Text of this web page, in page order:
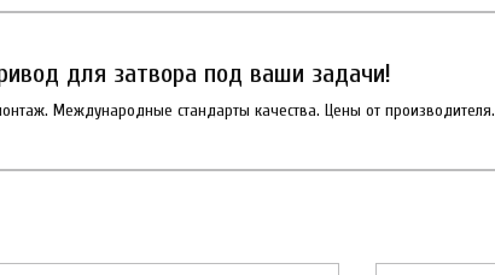
для затвора под ваши задачи!
Международные стандарты качества. Цены от производителя.